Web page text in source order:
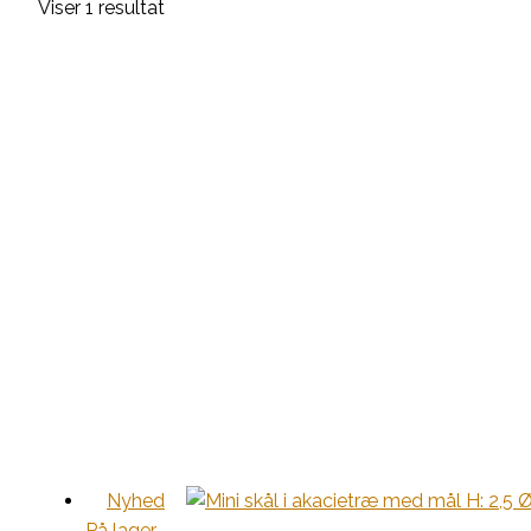
Viser 1 resultat
Nyhed